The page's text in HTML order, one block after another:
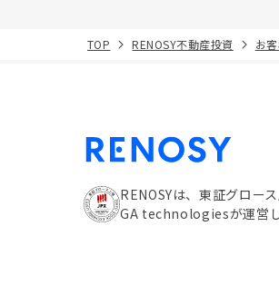
TOP RENOSY不動産投資 お
RENOSYは、東証グロー
GA technologiesが運営し